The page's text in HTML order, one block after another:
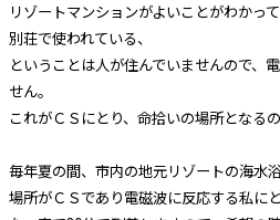
リゾートマンションがよいことがわかって
別荘で使われている、
ということは人が住んでいませんので、
せん。
これがＣＳにとり、命拾いの場所となるの
毎年夏の間、市内の地元リゾートの海水
場所がＣＳであり電磁波に反応する私に